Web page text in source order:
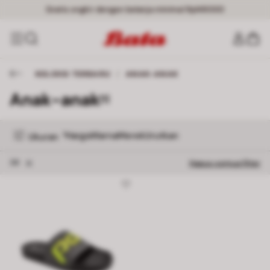
Gratis ongkir dengan belanja minimal Rp149000
KOLEKSI TERBARU ANAK-ANAK
Anak-anak[1]
Ukuran HargaWarnaMerekUrutkan
Hapus filter 38 Hapus semua filter